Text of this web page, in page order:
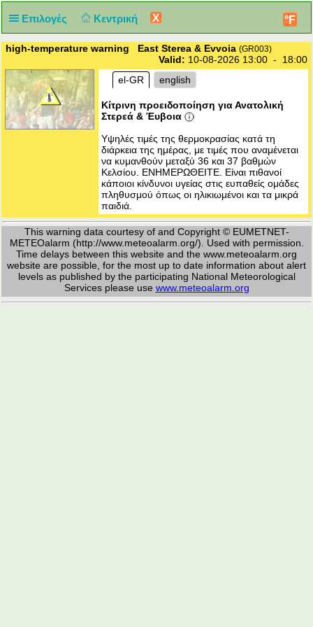
Επιλογές Κεντρική X °F
high-temperature warning East Sterea & Evvoia (GR003)
Valid: 10-08-2026 13:00 - 18:00
el-GR
english
Κίτρινη προειδοποίηση για Ανατολική
Στερεά & Έυβοια
Υψηλές τιμές της θερμοκρασίας κατά τη
διάρκεια της ημέρας, με τιμές που αναμένεται
να κυμανθούν μεταξύ 36 και 37 βαθμών
Κελσίου. ΕΝΗΜΕΡΩΘΕΙΤΕ. Είναι πιθανοί
κάποιοι κίνδυνοι υγείας στις ευπαθείς ομάδες
πληθυσμού όπως οι ηλικιωμένοι και τα μικρά
παιδιά.
This warning data courtesy of and Copyright © EUMETNET-
METEOalarm (http://www.meteoalarm.org/). Used with permission.
Time delays between this website and the www.meteoalarm.org
website are possible, for the most up to date information about alert
levels as published by the participating National Meteorological
Services please use www.meteoalarm.org